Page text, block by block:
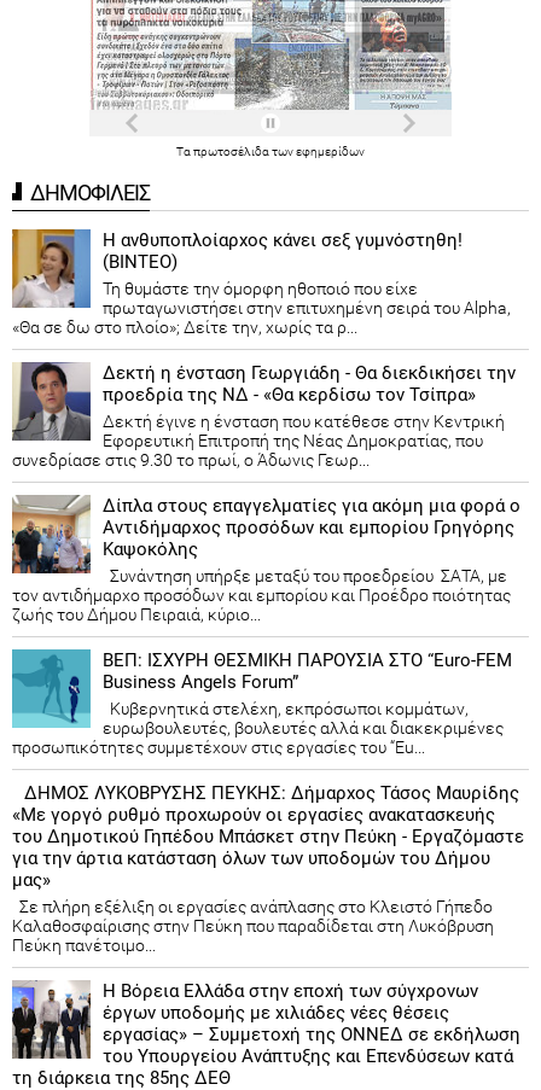
Τα πρωτοσέλιδα τωνεφημερίδων
ΔΗΜΟΦΙΛΕΙΣ
Η ανθυποπλοίαρχος κάνει σεξ γυμνόστηθη!
(ΒΙΝΤΕΟ)
Τη θυμάστε την όμορφη ηθοποιό που είχε
πρωταγωνιστήσει στην επιτυχημένη σειρά του Alpha,
«Θα σε δω στο πλοίο»; Δείτε την, χωρίς τα ρ...
Δεκτή η ένσταση Γεωργιάδη - Θα διεκδικήσει την
προεδρία της ΝΔ - «Θα κερδίσω τον Τσίπρα»
Δεκτή έγινε η ένσταση που κατέθεσε στην Κεντρική
Εφορευτική Επιτροπή της Νέας Δημοκρατίας, που
συνεδρίασε στις 9.30 το πρωί, ο Άδωνις Γεωρ...
Δίπλα στους επαγγελματίες για ακόμη μια φορά ο
Αντιδήμαρχος προσόδων και εμπορίου Γρηγόρης
Καψοκόλης
Συνάντηση υπήρξε μεταξύ του προεδρείου ΣΑΤΑ, με
τον αντιδήμαρχο προσόδων και εμπορίου και Προέδρο ποιότητας
ζωής του Δήμου Πειραιά, κύριο...
ΒΕΠ: ΙΣΧΥΡΗ ΘΕΣΜΙΚΗ ΠΑΡΟΥΣΙΑ ΣΤΟ “Euro-FEM
Business Angels Forum”
Κυβερνητικά στελέχη, εκπρόσωποι κομμάτων,
ευρωβουλευτές, βουλευτές αλλά και διακεκριμένες
προσωπικότητες συμμετέχουν στις εργασίες του “Eu...
ΔΗΜΟΣ ΛΥΚΟΒΡΥΣΗΣ ΠΕΥΚΗΣ: Δήμαρχος Τάσος Μαυρίδης
«Με γοργό ρυθμό προχωρούν οι εργασίες ανακατασκευής
του Δημοτικού Γηπέδου Μπάσκετ στην Πεύκη - Εργαζόμαστε
για την άρτια κατάσταση όλων των υποδομών του Δήμου
μας»
Σε πλήρη εξέλιξη οι εργασίες ανάπλασης στο Κλειστό Γήπεδο
Καλαθοσφαίρισης στην Πεύκη που παραδίδεται στη Λυκόβρυση
Πεύκη πανέτοιμο...
Η Βόρεια Ελλάδα στην εποχή των σύγχρονων
έργων υποδομής με χιλιάδες νέες θέσεις
εργασίας» – Συμμετοχή της ΟΝΝΕΔ σε εκδήλωση
του Υπουργείου Ανάπτυξης και Επενδύσεων κατά
τη διάρκεια της 85ης ΔΕΘ